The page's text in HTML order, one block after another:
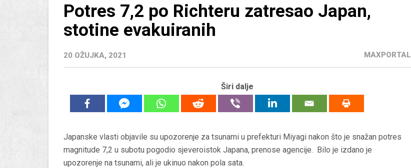
Potres 7,2 po Richteru zatresao Japan,
stotine evakuiranih
20 OŽUJKA, 2021 MAXPORTAL
Širi dalje
Japanske vlasti objavile su upozorenje za tsunami u prefekturi Miyagi nakon što je snažan potres
magnitude 7,2 u subotu pogodio sjeveroistok Japana, prenose agencije. Bilo je izdano je
upozorenje na tsunami, ali je ukinuo nakon pola sata.